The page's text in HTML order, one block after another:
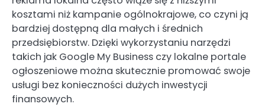
kosztami niż kampanie ogólnokrajowe, co czyni ją
bardziej dostępną dla małych i średnich
przedsiębiorstw. Dzięki wykorzystaniu narzędzi
takich jak Google My Business czy lokalne portale
ogłoszeniowe można skutecznie promować swoje
usługi bez konieczności dużych inwestycji
finansowych.